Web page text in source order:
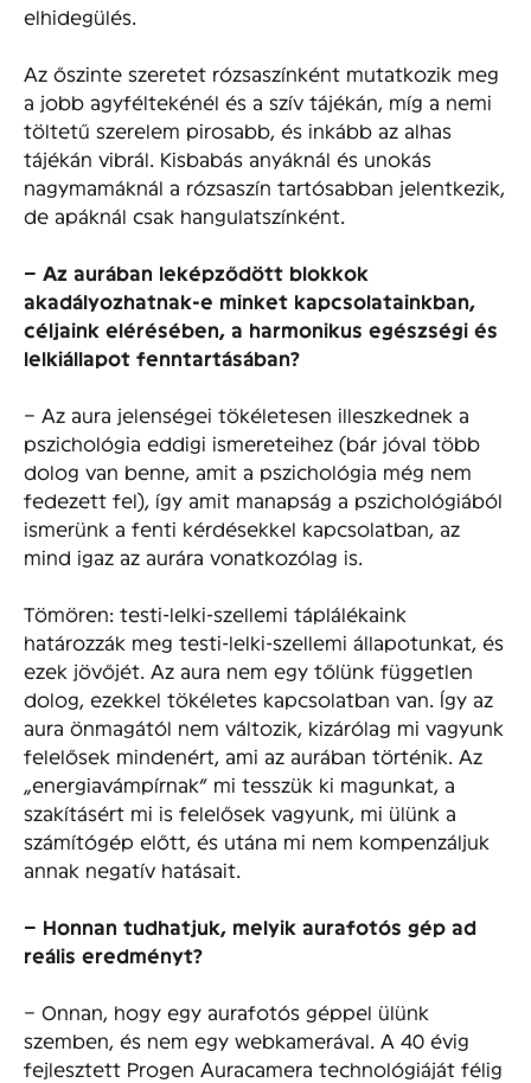
elhidegülés.
Az őszinte szeretet rózsaszínként mutatkozik meg
a jobb agyféltekénél és a szív tájékán, míg a nemi
töltetű szerelem pirosabb, és inkább az alhas
tájékán vibrál. Kisbabás anyáknál és unokás
nagymamáknál a rózsaszín tartósabban jelentkezik,
de apáknál csak hangulatszínként.
– Az aurában leképződött blokkok
akadályozhatnak-e minket kapcsolatainkban,
céljaink elérésében, a harmonikus egészségi és
lelkiállapot fenntartásában?
– Az aura jelenségei tökéletesen illeszkednek a
pszichológia eddigi ismereteihez (bár jóval több
dolog van benne, amit a pszichológia még nem
fedezett fel), így amit manapság a pszichológiából
ismerünk a fenti kérdésekkel kapcsolatban, az
mind igaz az aurára vonatkozólag is.
Tömören: testi-lelki-szellemi táplálékaink
határozzák meg testi-lelki-szellemi állapotunkat, és
ezek jövőjét. Az aura nem egy tőlünk független
dolog, ezekkel tökéletes kapcsolatban van. Így az
aura önmagától nem változik, kizárólag mi vagyunk
felelősek mindenért, ami az aurában történik. Az
„energiavámpírnak” mi tesszük ki magunkat, a
szakításért mi is felelősek vagyunk, mi ülünk a
számítógép előtt, és utána mi nem kompenzáljuk
annak negatív hatásait.
– Honnan tudhatjuk, melyik aurafotós gép ad
reális eredményt?
– Onnan, hogy egy aurafotós géppel ülünk
szemben, és nem egy webkamerával. A 40 évig
fejlesztett Progen Auracamera technológiáját félig